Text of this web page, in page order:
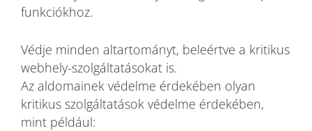
funkciókhoz.
Védje minden altartományt, beleértve a kritikus
webhely-szolgáltatásokat is.
Az aldomainek védelme érdekében olyan
kritikus szolgáltatások védelme érdekében,
mint például: